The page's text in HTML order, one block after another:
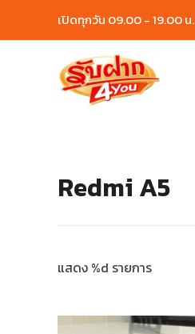
เปิดทุกวัน 09.00 - 19.00 น.
Redmi A5
แสดง %d รายการ